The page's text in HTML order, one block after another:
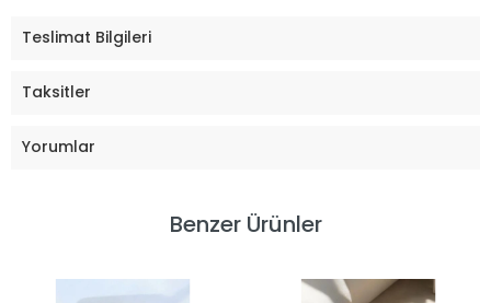
Teslimat Bilgileri
Taksitler
Yorumlar
Benzer Ürünler